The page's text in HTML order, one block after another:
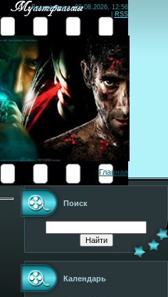
Воскресенье, 09.08.2026, 12:56
RSS
Главная
Поиск
Календарь